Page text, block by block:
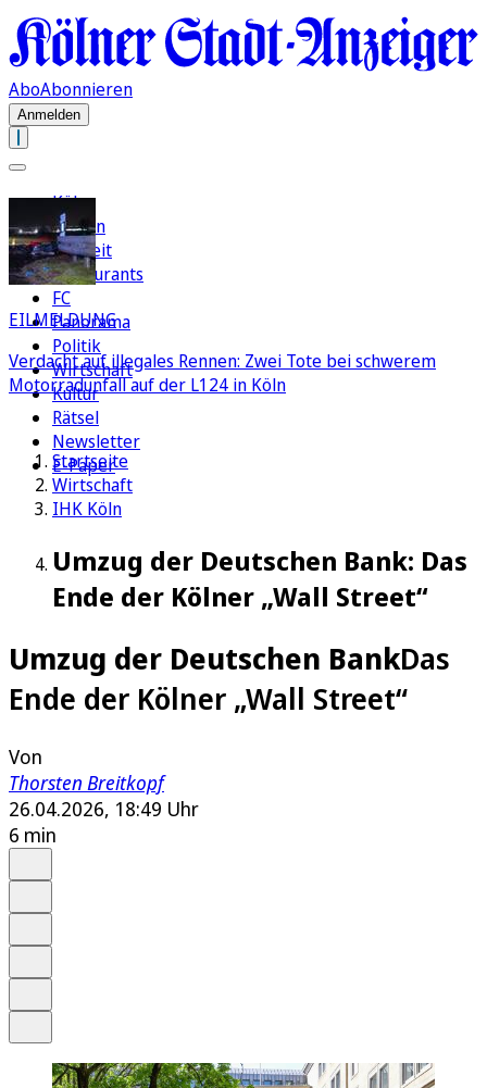
AboAbonnieren
Anmelden
Köln
Region
Freizeit
Restaurants
FC
Panorama
Politik
Wirtschaft
Kultur
Rätsel
Newsletter
E-Paper
EILMELDUNG
Verdacht auf illegales Rennen: Zwei Tote bei schwerem
Motorradunfall auf der L124 in Köln
Startseite
Wirtschaft
IHK Köln
Umzug der Deutschen Bank: Das
Ende der Kölner „Wall Street“
Umzug der Deutschen BankDas
Ende der Kölner „Wall Street“
Von
Thorsten Breitkopf
26.04.2026, 18:49 Uhr
6 min